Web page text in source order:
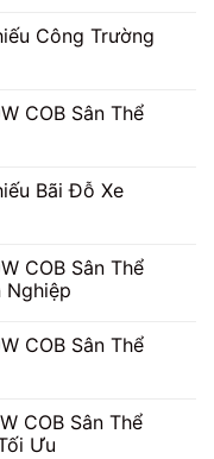
Công Trường
COB Sân Thể
Bãi Đỗ Xe
COB Sân Thể
Nghiệp
COB Sân Thể
COB Sân Thể
Ưu